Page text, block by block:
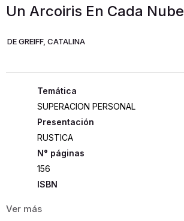
Un Arcoiris En Cada Nube
DE GREIFF, CATALINA
SUPERACION PERSONAL
Presentación
RUSTICA
156
ISBN
Editorial